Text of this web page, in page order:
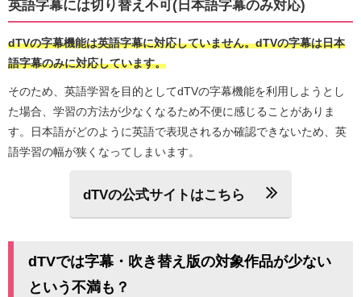
英語字幕には切り替え不可(日本語字幕のみ対応)
dTVの字幕機能は英語字幕に対応していません。dTVの字幕は日本
語字幕のみに対応しています。
そのため、英語学習を目的としてdTVの字幕機能を利用しようとし
た場合、学習の方法が少なくなるため不便に感じることがありま
す。日本語がどのように英語で表現されるか確認できないため、英
語学習の幅が狭くなってしまいます。
dTVの公式サイトはこちら
dTVでは字幕・吹き替え版の対象作品が少ない
という不満も？